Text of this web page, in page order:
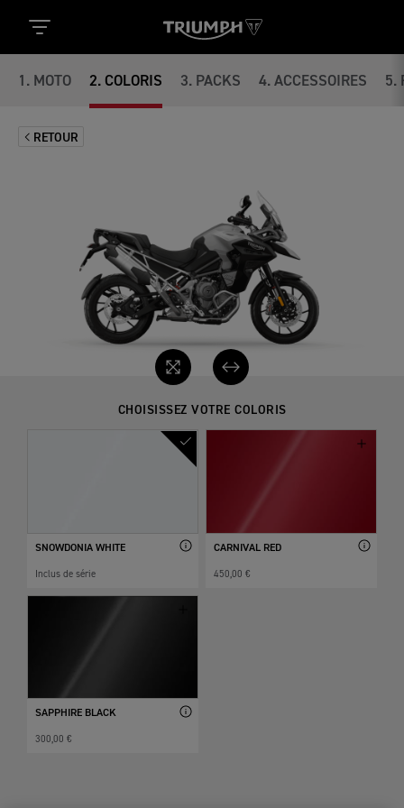
1 . MOTO 2. COLORIS 3. PACKS 4. ACCESSOIRES 5.
RETOUR
CHOISISSEZ VOTRE COLORIS
SNOWDONIA WHITE
Inclus de série
CARNIVAL RED
450,00 €
SAPPHIRE BLACK
300,00 €